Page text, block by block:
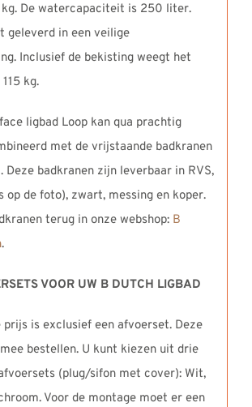
De watercapaciteit is 250 liter.
geleverd in een veilige
Inclusief de bekisting weegt het
kg.
ligbad Loop kan qua prachtig
met de vrijstaande badkranen
Deze badkranen zijn leverbaar in RVS,
op de foto), zwart, messing en koper.
terug in onze webshop: B
.
VOOR UW B DUTCH LIGBAD
prijs is exclusief een afvoerset. Deze
bestellen. U kunt kiezen uit drie
(plug/sifon met cover): Wit,
Voor de montage moet er een